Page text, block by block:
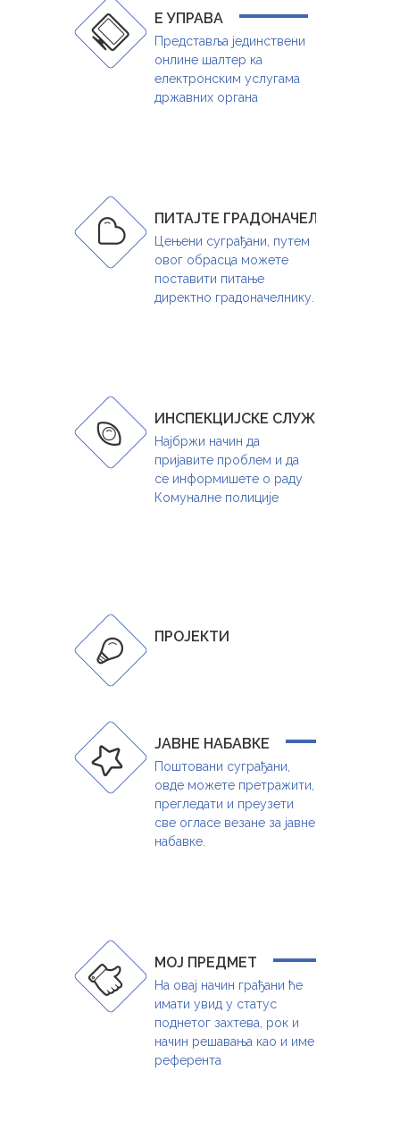
Е УПРАВА
Представља јединствени
онлине шалтер ка
електронским услугама
државних органа
ПИТАЈТЕ ГРАДОНАЧЕЛНИКА
Цењени суграђани, путем
овог обрасца можете
поставити питање
директно градоначелнику.
ИНСПЕКЦИЈСКЕ СЛУЖБЕ И
Најбржи начин да
пријавите проблем и да
се информишете о раду
Комуналне полиције
ПРОЈЕКТИ
ЈАВНЕ НАБАВКЕ
Поштовани суграђани,
овде можете претражити,
прегледати и преузети
све огласе везане за јавне
набавке.
МОЈ ПРЕДМЕТ
На овај начин грађани ће
имати увид у статус
поднетог захтева, рок и
начин решавања као и име
референта